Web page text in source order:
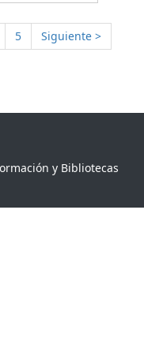
5
Siguiente >
y Bibliotecas